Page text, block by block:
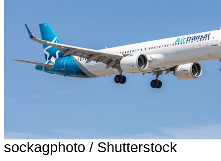
sockagphoto / Shutterstock